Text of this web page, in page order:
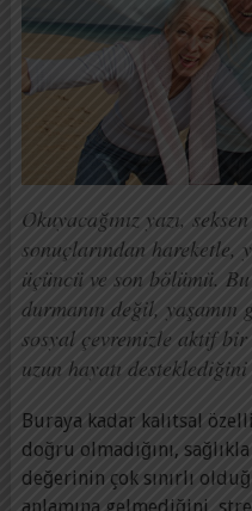
Okuyacağınız yazı,
sonuçlarından hareketle,
üçüncü ve son bölümü.
durmanın değil,
sosyal çevremizle aktif
uzun hayatı desteklediğini
Buraya kadar kalıtsal
doğru olmadığını,
değerinin çok sınırlı